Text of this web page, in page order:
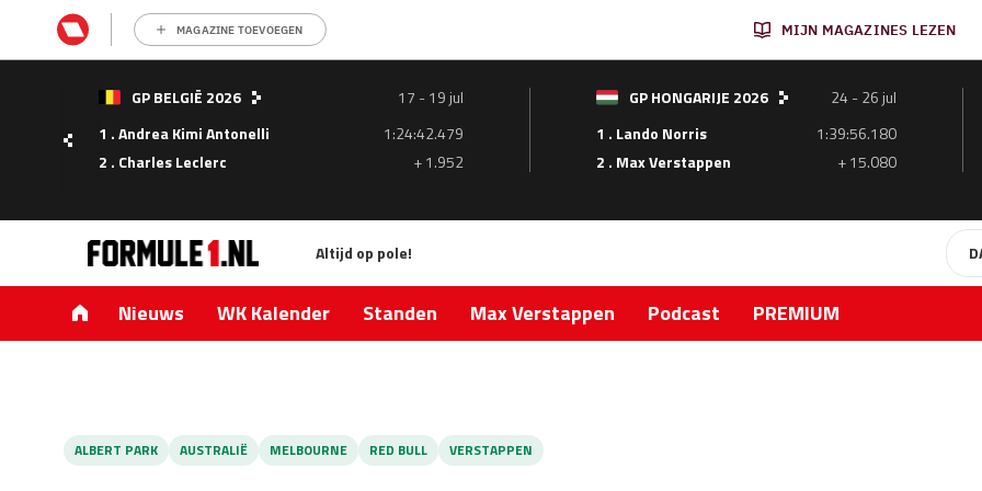
MAGAZINE TOEVOEGEN MIJN MAGAZINES LEZEN
GP BELGIË 2026
17 - 19 jul
1 . Andrea Kimi Antonelli
1:24:42.479
2 . Charles Leclerc
+ 1.952
GP HONGARIJE 2026
24 - 26 jul
1 . Lando Norris
1:39:56.180
2 . Max Verstappen
+ 15.080
Altijd op pole!
Nieuws WK Kalender Standen Max Verstappen Podcast PREMIUM
ALBERT PARK AUSTRALIË MELBOURNE RED BULL VERSTAPPEN